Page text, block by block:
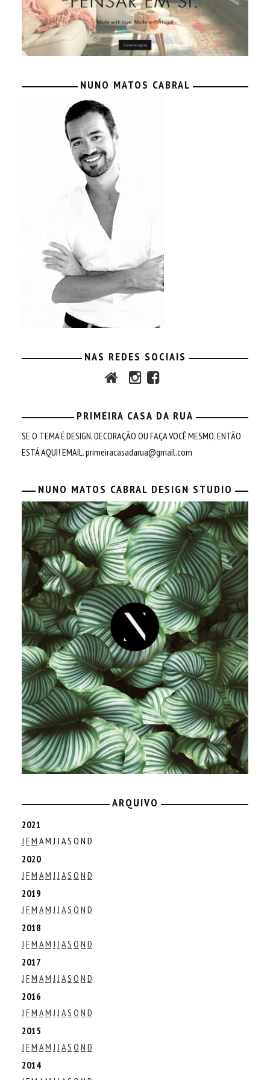
NUNO MATOS CABRAL
NAS REDES SOCIAIS
PRIMEIRA CASA DA RUA
SE O TEMA É DESIGN, DECORAÇÃO OU FAÇA VOCÊ MESMO, ENTÃO
ESTÁ AQUI! EMAIL.primeiracasadarua@gmail.com
NUNO MATOS CABRAL DESIGN STUDIO
ARQUIVO
2021
J FM AM J J AS O N D
2020
J FM AM J J AS O N D
2019
J FM AM J J AS O N D
2018
J FM AM J J AS O N D
2017
J FM AM J J AS O N D
2016
J FM AM J J AS O N D
2015
J FM AM J J AS O N D
2014